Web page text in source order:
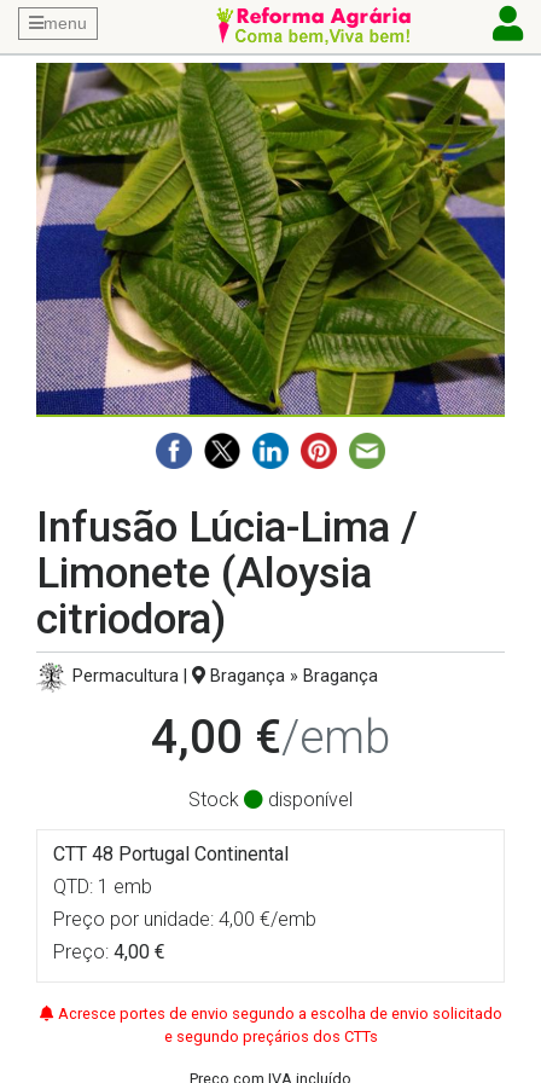
menu
Infusão Lúcia-Lima /
Limonete (Aloysia
citriodora)
Permacultura | Bragança » Bragança
4,00 €/emb
Stock disponível
CTT 48 Portugal Continental
QTD: 1 emb
Preço por unidade: 4,00 €/emb
Preço: 4,00 €
Acresce portes de envio segundo a escolha de envio solicitado
e segundo preçários dos CTTs
Preço com IVA incluído